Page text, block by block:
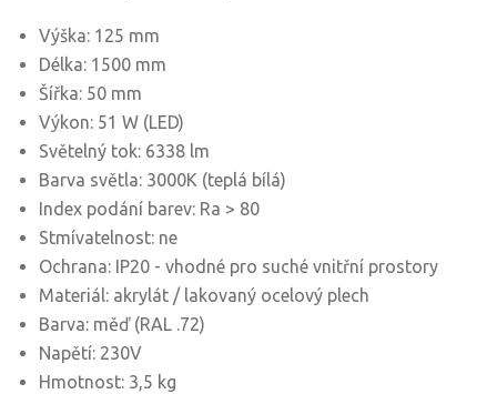
Výška: 125 mm
Délka: 1500 mm
Šířka: 50 mm
Výkon: 51 W (LED)
Světelný tok: 6338 lm
Barva světla: 3000K (teplá bílá)
Index podání barev: Ra > 80
Stmívatelnost: ne
Ochrana: IP20 - vhodné pro suché vnitřní prostory
Materiál: akrylát / lakovaný ocelový plech
Barva: měď (RAL .72)
Napětí: 230V
Hmotnost: 3,5 kg